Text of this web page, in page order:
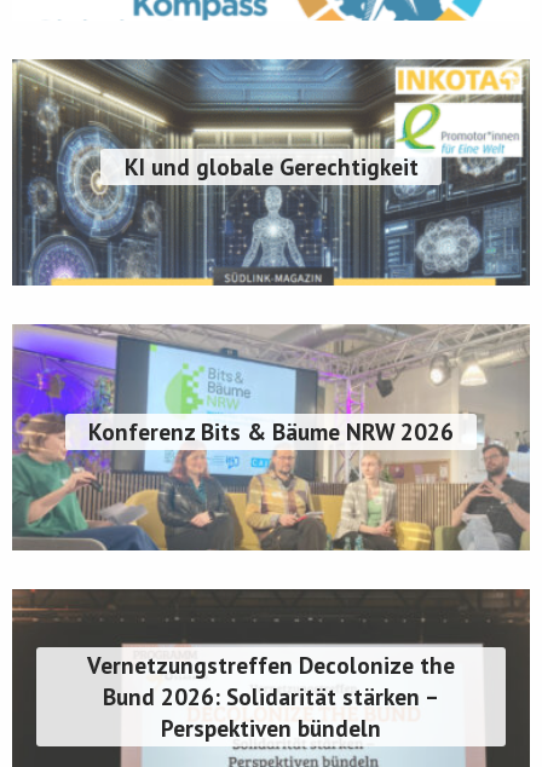
KI und globale Gerechtigkeit
Konferenz Bits & Bäume NRW 2026
Vernetzungstreffen Decolonize the
Bund 2026: Solidarität stärken –
Perspektiven bündeln